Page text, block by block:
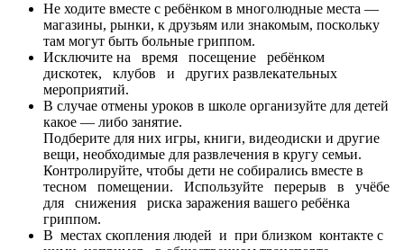
Не ходите вместе с ребёнком в многолюдные места —
магазины, рынки, к друзьям или знакомым, поскольку
там могут быть больные гриппом.
Исключите на время посещение ребёнком
дискотек, клубов и других развлекательных
мероприятий.
В случае отмены уроков в школе организуйте для детей
какое — либо занятие.
Подберите для них игры, книги, видеодиски и другие
вещи, необходимые для развлечения в кругу семьи.
Контролируйте, чтобы дети не собирались вместе в
тесном помещении. Используйте перерыв в учёбе
для снижения риска заражения вашего ребёнка
гриппом.
В местах скопления людей и при близком контакте с